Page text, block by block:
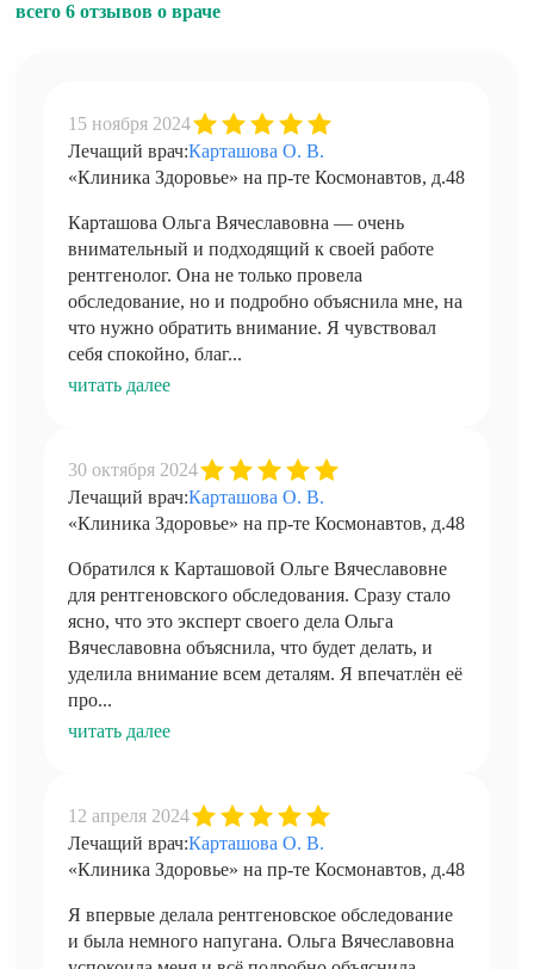
всего 6 отзывов о враче
15 ноября 2024
Лечащий врач:Карташова О. В.
«Клиника Здоровье» на пр-те Космонавтов, д.48
Карташова Ольга Вячеславовна — очень
внимательный и подходящий к своей работе
рентгенолог. Она не только провела
обследование, но и подробно объяснила мне, на
что нужно обратить внимание. Я чувствовал
себя спокойно, благ...
читать далее
30 октября 2024
Лечащий врач:Карташова О. В.
«Клиника Здоровье» на пр-те Космонавтов, д.48
Обратился к Карташовой Ольге Вячеславовне
для рентгеновского обследования. Сразу стало
ясно, что это эксперт своего дела Ольга
Вячеславовна объяснила, что будет делать, и
уделила внимание всем деталям. Я впечатлён её
про...
читать далее
12 апреля 2024
Лечащий врач:Карташова О. В.
«Клиника Здоровье» на пр-те Космонавтов, д.48
Я впервые делала рентгеновское обследование
и была немного напугана. Ольга Вячеславовна